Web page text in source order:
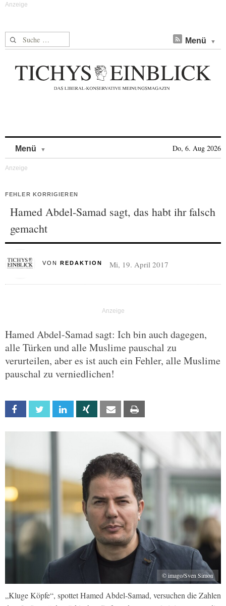
Suche nach: Menü
Menü Do, 6. Aug 2026
FEHLER KORRIGIEREN
Hamed Abdel-Samad sagt, das habt ihr falsch
gemacht
VON REDAKTION Mi, 19. April 2017
Hamed Abdel-Samad sagt: Ich bin auch dagegen,
alle Türken und alle Muslime pauschal zu
verurteilen, aber es ist auch ein Fehler, alle Muslime
pauschal zu verniedlichen!
Facebook Twitter Linkedin Xing Email
© imago/Sven Simon
„Kluge Köpfe“, spottet Hamed Abdel-Samad, versuchen die Zahlen